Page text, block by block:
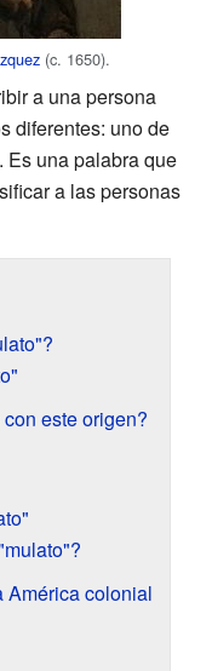
(c. 1650).
a una persona
diferentes: uno de
. Es una palabra que
a las personas
este origen?
América colonial